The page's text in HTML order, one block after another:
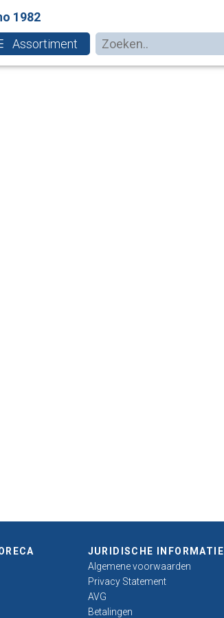
Assortiment
1982
JURIDISCHE INFORMATIE
Algemene voorwaarden
Privacy Statement
AVG
Betalingen